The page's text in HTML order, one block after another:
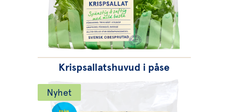
Krispsallatshuvud i påse
Nyhet